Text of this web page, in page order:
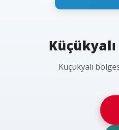
Küçükyalı